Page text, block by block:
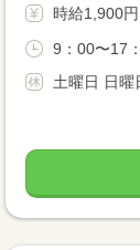
時給1,900円
9：00〜17
土曜日 日曜